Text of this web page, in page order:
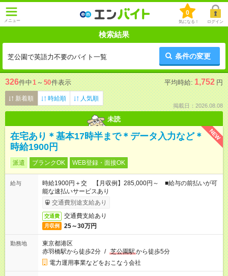
メニュー
0
気になる！ ログイン
検索結果
芝公園で英語力不要のバイト一覧 条件の変更
326件中1 ～ 50件表示 平均時給: 1,752 円
新着順 時給順 人気順
掲載日：2026.08.08
未読
NEW
在宅あり＊基本17時半まで＊データ入力など＊
時給1900円
派遣 ブランクOK WEB登録・面接OK
給与
時給1900円＋交 【月収例】285,000円～ ■給与の前払いが可
能な速払いサービスあり
交通費別途支給あり
交通費 交通費支給あり
月収例 25～30万円
勤務地
東京都港区
赤羽橋駅から徒歩2分 / 芝公園駅から徒歩5分
電力運用事業などをおこなう会社